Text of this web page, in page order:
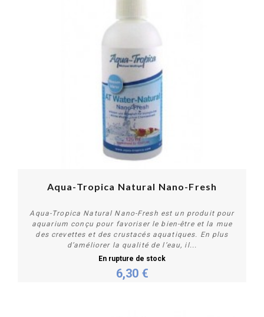
Plus de détails
Aqua-Tropica Natural Nano-Fresh
Aqua-Tropica Natural Nano-Fresh est un produit pour
aquarium conçu pour favoriser le bien-être et la mue
des crevettes et des crustacés aquatiques. En plus
d’améliorer la qualité de l’eau, il...
En rupture de stock
6,30 €